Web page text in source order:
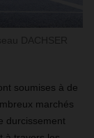
soumises à de
marchés
durcissement